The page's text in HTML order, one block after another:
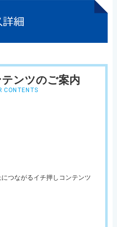
ンツのご案内
CONTENTS
つながるイチ押しコンテンツ